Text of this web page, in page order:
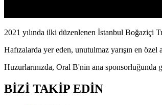
2021 yılında ilki düzenlenen İstanbul Boğaziçi
Hafızalarda yer eden, unutulmaz yarışın en
Huzurlarınızda, Oral B'nin ana
BİZİ TAKİP EDİN